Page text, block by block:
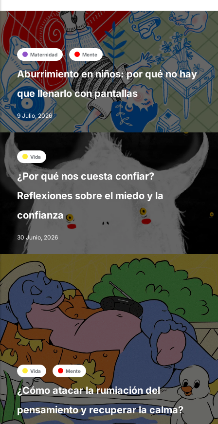
Maternidad Mente
Aburrimiento en niños: por qué no hay
que llenarlo con pantallas
9 Julio, 2026
Vida
¿Por qué nos cuesta confiar?
Reflexiones sobre el miedo y la
confianza
30 Junio, 2026
Vida Mente
¿Cómo atacar la rumiación del
pensamiento y recuperar la calma?